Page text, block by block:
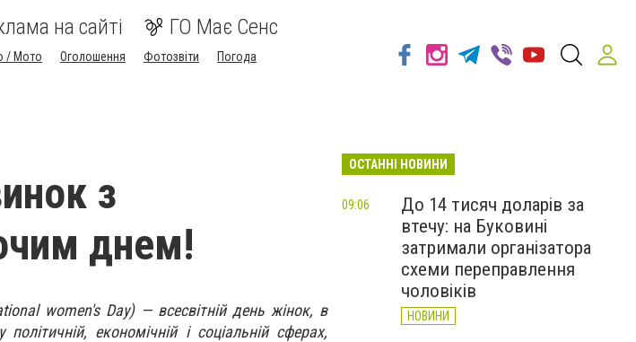
на сайті ГО Має Сенс
/ Мото Оголошення Фотозвіти
Погода
з
днем!
women's Day) — всесвітній день жінок, в
економічній і соціальній сферах,
ОСТАННІ НОВИНИ
До 14 тисяч доларів за
втечу: на Буковині
затримали організатора
схеми переправлення
чоловіків
НОВИНИ
09:06